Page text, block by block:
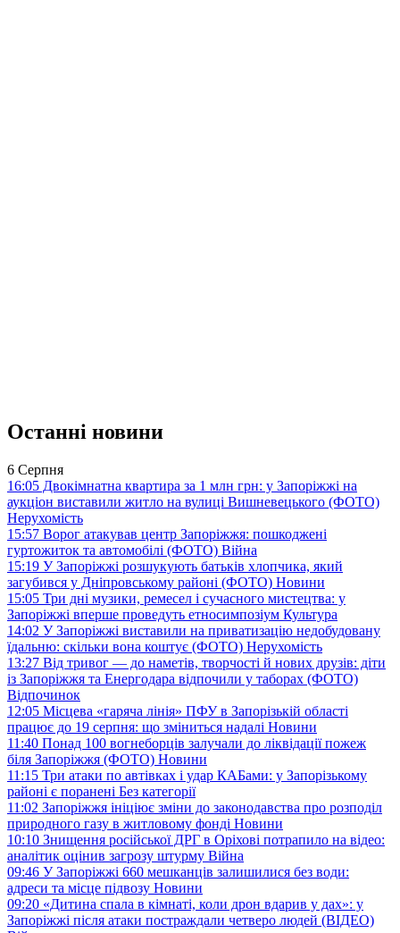
Останні новини
6 Серпня
16:05 Двокімнатна квартира за 1 млн грн: у Запоріжжі на
аукціон виставили житло на вулиці Вишневецького (ФОТО)
Нерухомість
15:57 Ворог атакував центр Запоріжжя: пошкоджені
гуртожиток та автомобілі (ФОТО) Війна
15:19 У Запоріжжі розшукують батьків хлопчика, який
загубився у Дніпровському районі (ФОТО) Новини
15:05 Три дні музики, ремесел і сучасного мистецтва: у
Запоріжжі вперше проведуть етносимпозіум Культура
14:02 У Запоріжжі виставили на приватизацію недобудовану
їдальню: скільки вона коштує (ФОТО) Нерухомість
13:27 Від тривог — до наметів, творчості й нових друзів: діти
із Запоріжжя та Енергодара відпочили у таборах (ФОТО)
Відпочинок
12:05 Місцева «гаряча лінія» ПФУ в Запорізькій області
працює до 19 серпня: що зміниться надалі Новини
11:40 Понад 100 вогнеборців залучали до ліквідації пожеж
біля Запоріжжя (ФОТО) Новини
11:15 Три атаки по автівках і удар КАБами: у Запорізькому
районі є поранені Без категорії
11:02 Запоріжжя ініціює зміни до законодавства про розподіл
природного газу в житловому фонді Новини
10:10 Знищення російської ДРГ в Оріхові потрапило на відео:
аналітик оцінив загрозу штурму Війна
09:46 У Запоріжжі 660 мешканців залишилися без води:
адреси та місце підвозу Новини
09:20 «Дитина спала в кімнаті, коли дрон вдарив у дах»: у
Запоріжжі після атаки постраждали четверо людей (ВІДЕО)